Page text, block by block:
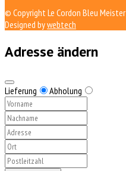
© Copyright Le Cordon Bleu Meister
Designed bywebtech
Adresse ändern
Lieferung Abholung